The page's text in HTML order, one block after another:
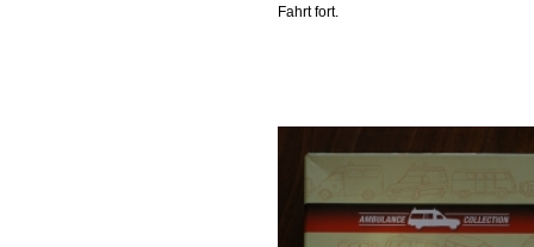
Fahrt fort.